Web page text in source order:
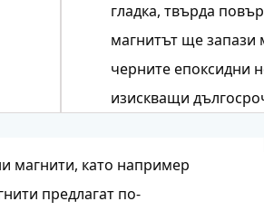
гладка, твърда
магнитът ще запази
черните епоксидни
изискващи
магнити, като например
предлагат по-